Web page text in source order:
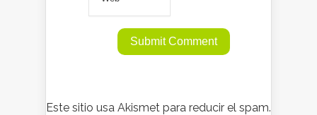
Este sitio usa Akismet para reducir el spam.